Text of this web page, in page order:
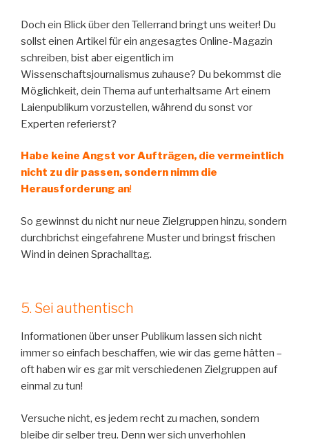
Doch ein Blick über den Tellerrand bringt uns weiter! Du
sollst einen Artikel für ein angesagtes Online-Magazin
schreiben, bist aber eigentlich im
Wissenschaftsjournalismus zuhause? Du bekommst die
Möglichkeit, dein Thema auf unterhaltsame Art einem
Laienpublikum vorzustellen, während du sonst vor
Experten referierst?
Habe keine Angst vor Aufträgen, die vermeintlich
nicht zu dir passen, sondern nimm die
Herausforderung an!
So gewinnst du nicht nur neue Zielgruppen hinzu, sondern
durchbrichst eingefahrene Muster und bringst frischen
Wind in deinen Sprachalltag.
5. Sei authentisch
Informationen über unser Publikum lassen sich nicht
immer so einfach beschaffen, wie wir das gerne hätten –
oft haben wir es gar mit verschiedenen Zielgruppen auf
einmal zu tun!
Versuche nicht, es jedem recht zu machen, sondern
bleibe dir selber treu. Denn wer sich unverhohlen